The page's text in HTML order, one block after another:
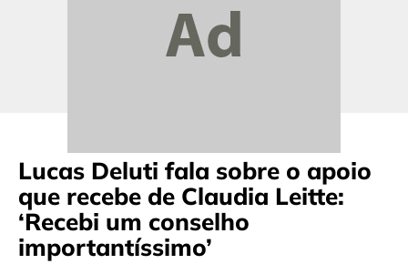
Lucas Deluti fala sobre o apoio
que recebe de Claudia Leitte:
‘Recebi um conselho
importantíssimo’